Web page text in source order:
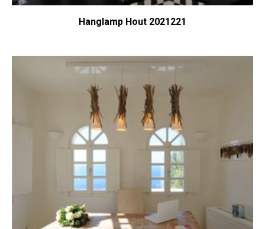
Hanglamp Hout 2021221